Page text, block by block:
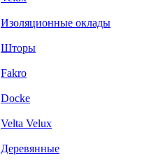
Изоляционные оклады
Шторы
Fakro
Docke
Velta Velux
Деревянные